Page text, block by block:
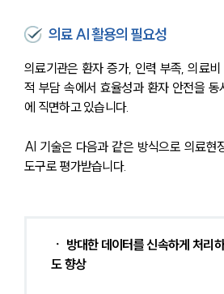
의료 AI 활용의 필요성
의료기관은 환자 증가, 인력 부족, 의료
적 부담 속에서 효율성과 환자 안전을 동
에 직면하고 있습니다.
AI 기술은 다음과 같은 방식으로 의료현
도구로 평가받습니다.
ㆍ 방대한 데이터를 신속하게 처리
도 향상